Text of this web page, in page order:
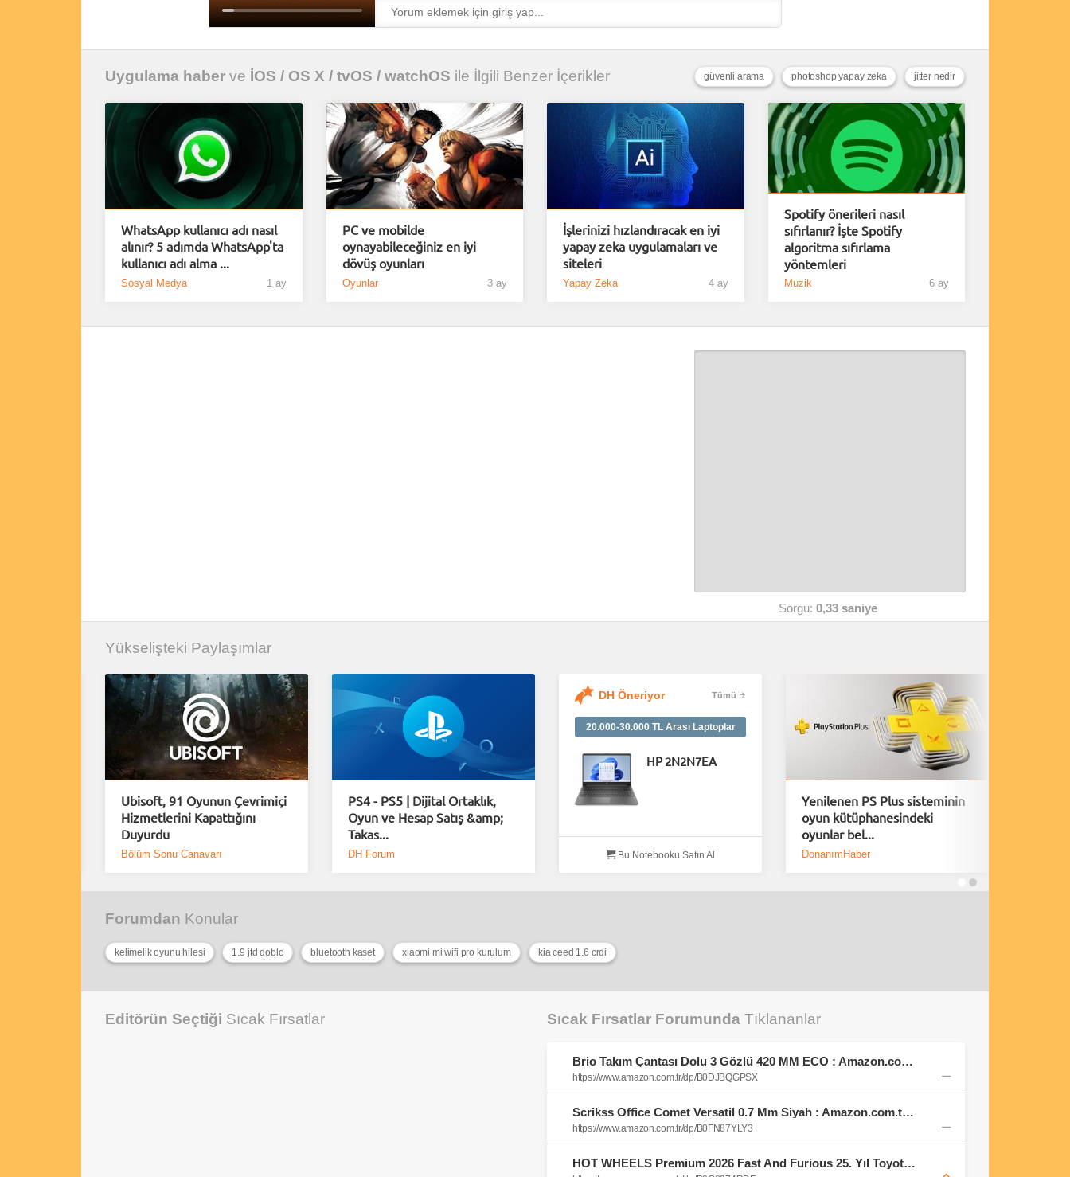
Uygulama haber ve İOS / OS X / tvOS / watchOS ile İlgili Benzer İçerikler jitter nedir
photoshop yapay zeka
güvenli arama
WhatsApp kullanıcı adı nasıl
alınır? 5 adımda WhatsApp'ta
kullanıcı adı alma ...
Sosyal Medya 1 ay
PC ve mobilde
oynayabileceğiniz en iyi
dövüş oyunları
Oyunlar 3 ay
İşlerinizi hızlandıracak en iyi
yapay zeka uygulamaları ve
siteleri
Yapay Zeka 4 ay
Spotify önerileri nasıl
sıfırlanır? İşte Spotify
algoritma sıfırlama
yöntemleri
Müzik 6 ay
Sorgu: 0,33 saniye
Yükselişteki Paylaşımlar
Ubisoft, 91 Oyunun Çevrimiçi
Hizmetlerini Kapattığını
Duyurdu
Bölüm Sonu Canavarı
PS4 - PS5 | Dijital Ortaklık,
Oyun ve Hesap Satış &amp;
Takas...
DH Forum
DH Öneriyor Tümü
20.000-30.000 TL Arası Laptoplar
HP 2N2N7EA
Bu Notebooku Satın Al
Yenilenen PS Plus sisteminin
oyun kütüphanesindeki
oyunlar bel...
DonanımHaber
Forumdan Konular
kelimelik oyunu hilesi 1.9 jtd doblo bluetooth kaset xiaomi mi wifi pro kurulum kia ceed 1.6 crdi
Editörün Seçtiği Sıcak Fırsatlar Sıcak Fırsatlar Forumunda Tıklananlar
Brio Takım Çantası Dolu 3 Gözlü 420 MM ECO : Amazon.com.tr: Otomotiv
https://www.amazon.com.tr/dp/B0DJBQGPSX
Scrikss Office Comet Versatil 0.7 Mm Siyah : Amazon.com.tr: Ofis ve Kırtasiye
https://www.amazon.com.tr/dp/B0FN87YLY3
HOT WHEELS Premium 2026 Fast And Furious 25. Yıl Toyota FJ Cruiser HNW46 : Amazon.com.tr: Oyuncak